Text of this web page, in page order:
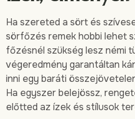
Ha szereted a sört és
sörfőzés remek hobbi lehet
főzésnél szükség lesz némi
végeredmény garantáltan
inni egy baráti
Ha egyszer belejössz,
előtted az ízek és stílusok